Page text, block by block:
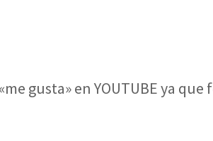
gusta» en YOUTUBE ya